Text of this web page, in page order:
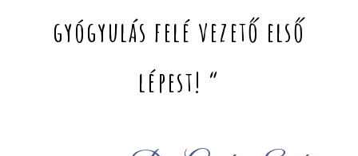
gyógyulás felé vezető első
lépest! “